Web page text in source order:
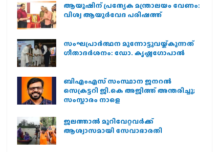
ആയുഷിന് പ്രത്യേക മന്ത്രാലയം വേണം:
വിശ്വ ആയുര്‍വേദ പരിഷത്ത്
സംഘപ്രാര്‍ത്ഥന മുന്നോട്ടുവയ്ക്കുന്നത്
ഗീതാദര്‍ശനം: ഡോ. കൃഷ്ണഗോപാല്‍
ബിഎംഎസ് സംസ്ഥാന ജനറൽ
സെക്രട്ടറി ജി.കെ അജിത്ത് അന്തരിച്ചു;
സംസ്കാരം നാളെ
ജലത്താല്‍ മുറിവേറ്റവര്‍ക്ക്
ആശ്വാസമായി സേവാഭാരതി